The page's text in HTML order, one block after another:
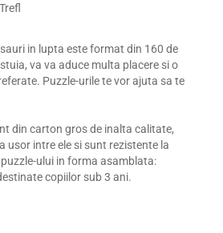
in lupta este format din 160 de
va va aduce multa placere si o
Puzzle-urile te vor ajuta sa te
din carton gros de inalta calitate,
usor intre ele si sunt rezistente la
ului in forma asamblata:
copiilor sub 3 ani.